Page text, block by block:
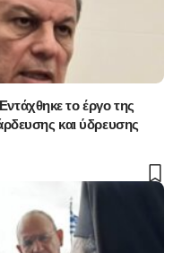
το έργο της
και ύδρευσης